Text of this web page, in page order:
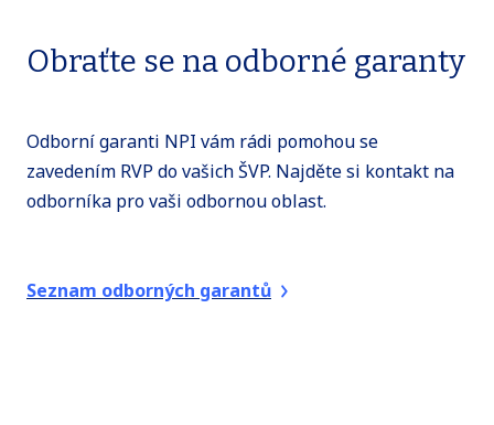
informaci, že v rámci výuky v oboru
ŠVP kvalifikační moduly, které byly
upravit podle potřeb školy, např. jeho
hodinovou dotaci, způsoby a kritéria
hodnocení apod., nebo provést větší změny,
modul praktický.
Obraťte se na odborné garanty
Odborní garanti NPI vám rádi pomohou se
zavedením RVP do vašich ŠVP. Najděte si kontakt na
odborníka pro vaši odbornou oblast.
Seznam odborných garantů